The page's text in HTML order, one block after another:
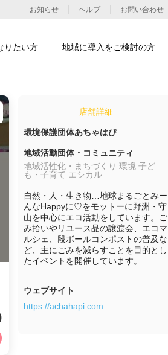
店舗詳細
環境保護団体あちゃはぴ
地域活動団体・コミュニティ
地域活性化・まちづくり 環境 子ど
も・子育て エシカル
自然・人・生き物…地球まるごとみー
んなHappyに♡をモットーに野洲・守
山を中心にエコ活動をしています。ご
み拾いやリユース品の譲渡会、エコマ
ルシェ、段ボールコンポストの普及な
ど、主にごみを減らすことを目的とし
たイベントを開催しています。
ウェブサイト
https://achahapi.com
お知らせ ヘルプ お問い合わせ
りたい方 地域に導入をご検討の方